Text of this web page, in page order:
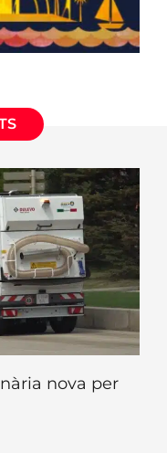
nova per